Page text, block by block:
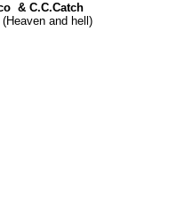
& C.C.Catch
and hell)